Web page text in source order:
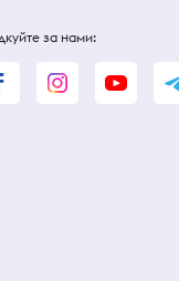
за нами: